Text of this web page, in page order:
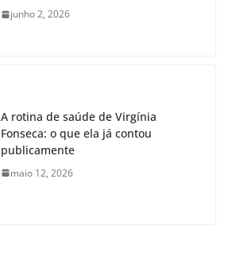
junho 2, 2026
A rotina de saúde de Virgínia
Fonseca: o que ela já contou
publicamente
maio 12, 2026